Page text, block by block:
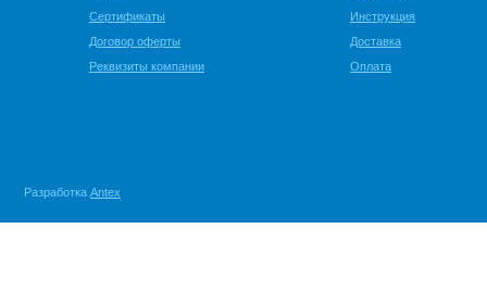
Сертификаты
Договор оферты
Реквизиты компании
Инструкция
Доставка
Оплата
Разработка Antex